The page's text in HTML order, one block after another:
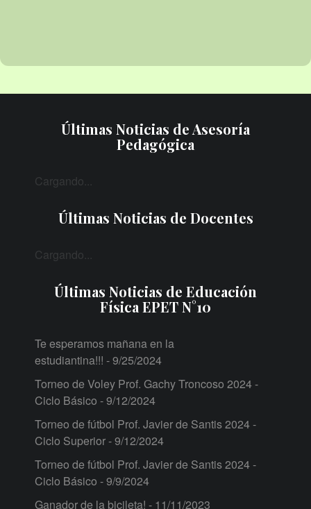
Últimas Noticias de Asesoría
Pedagógica
Cargando...
Últimas Noticias de Docentes
Cargando...
Últimas Noticias de Educación
Física EPET N°10
Te esperamos mañana en la
estudiantina!!! - 9/25/2024
Torneo de Voley Prof. Gachy Troncoso 2024 -
Ciclo Básico - 9/12/2024
Torneo de fútbol Prof. Javier de Santis 2024 -
Ciclo Superior- 9/12/2024
Torneo de fútbol Prof. Javier de Santis 2024 -
Ciclo Básico - 9/9/2024
Ganador de la bicileta! - 11/11/2023